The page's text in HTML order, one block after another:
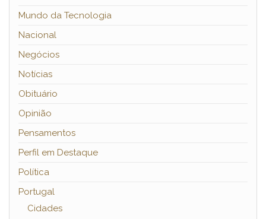
Mundo da Tecnologia
Nacional
Negócios
Notícias
Obituário
Opinião
Pensamentos
Perfil em Destaque
Política
Portugal
Cidades